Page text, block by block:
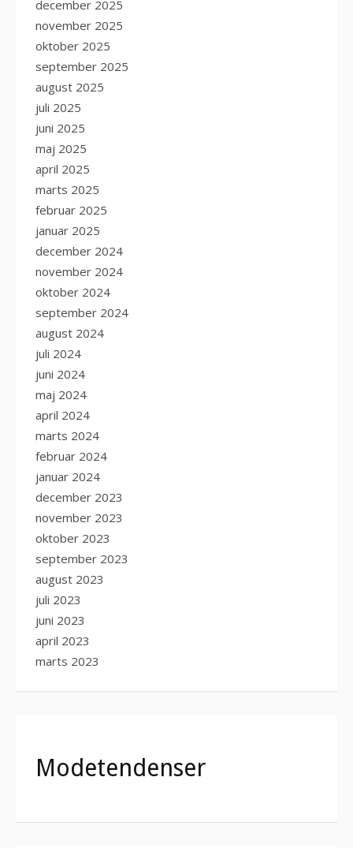
december 2025
november 2025
oktober 2025
september 2025
august 2025
juli 2025
juni 2025
maj 2025
april 2025
marts 2025
februar 2025
januar 2025
december 2024
november 2024
oktober 2024
september 2024
august 2024
juli 2024
juni 2024
maj 2024
april 2024
marts 2024
februar 2024
januar 2024
december 2023
november 2023
oktober 2023
september 2023
august 2023
juli 2023
juni 2023
april 2023
marts 2023
Modetendenser